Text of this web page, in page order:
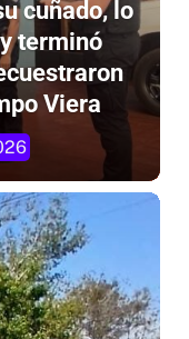
terminó
Viera